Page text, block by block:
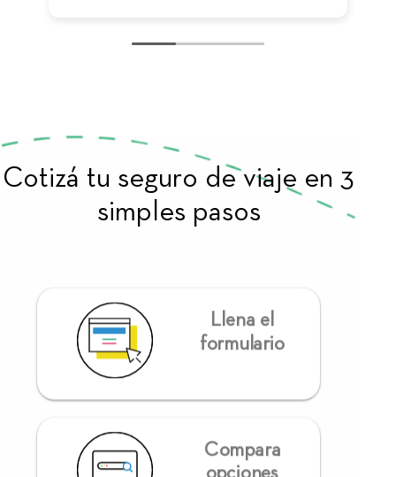
Cotizá tu seguro de viaje en 3
simples pasos
Llena el
formulario
Compara